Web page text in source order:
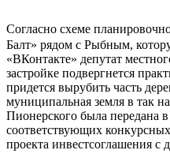
Согласно схеме
Балт» рядом с Рыбным,
«ВКонтакте» депутат
застройке подвергнется
придется вырубить часть
муниципальная земля в так
Пионерского была передана
соответствующих
проекта инвестсоглашения с